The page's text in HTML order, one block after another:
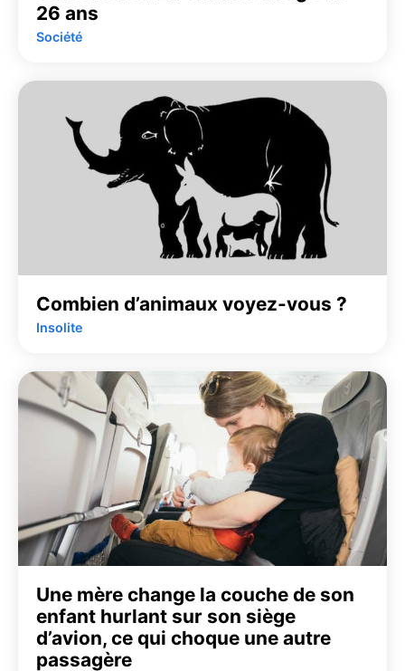
26 ans
Société
Combien d’animaux voyez-vous ?
Insolite
Une mère change la couche de son
enfant hurlant sur son siège
d’avion, ce qui choque une autre
passagère